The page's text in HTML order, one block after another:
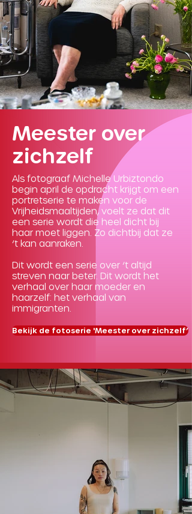
Meester over
zichzelf
Als fotograaf Michelle Urbiztondo
begin april de opdracht krijgt om een
portretserie te maken voor de
Vrijheidsmaaltijden, voelt ze dat dit
een serie wordt die heel dicht bij
haar moet liggen. Zo dichtbij dat ze
‘t kan aanraken.
Dit wordt een serie over ‘t altijd
streven naar beter. Dit wordt het
verhaal over haar moeder en
haarzelf: het verhaal van
immigranten.
Bekijk de fotoserie 'Meester over zichzelf’